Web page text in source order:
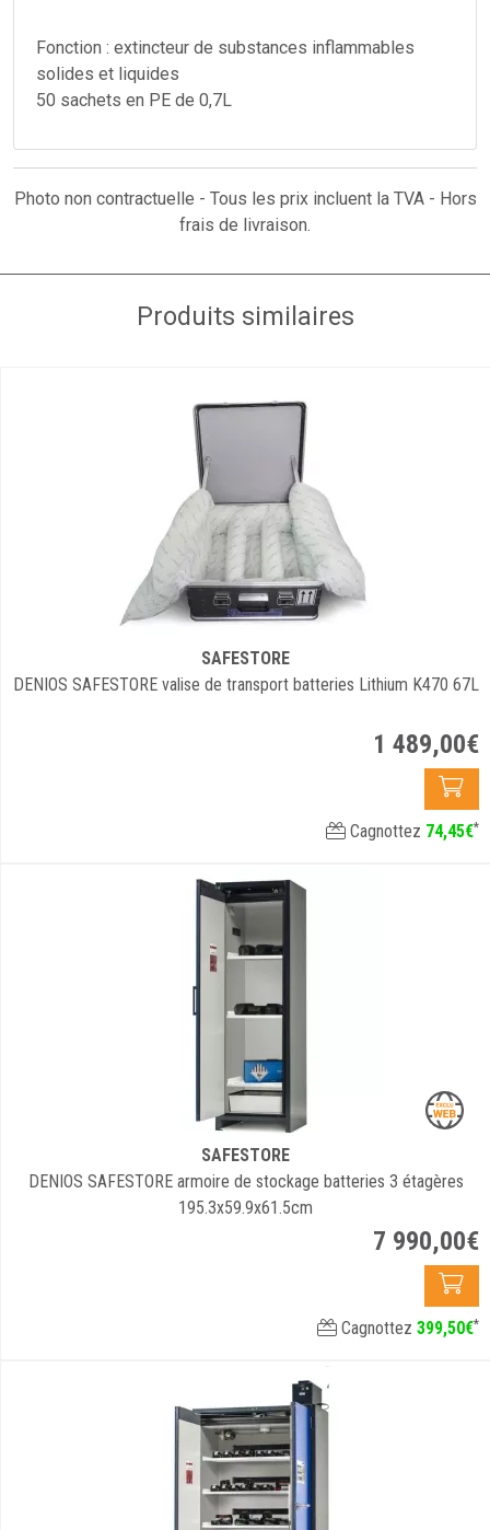
Fonction : extincteur de substances inflammables
solides et liquides
50 sachets en PE de 0,7L
Photo non contractuelle - Tous les prix incluent la TVA - Hors
frais de livraison.
Produits similaires
SAFESTORE
DENIOS SAFESTORE valise de transport batteries Lithium K470 67L
1 489,00€
Cagnottez 74,45€*
SAFESTORE
DENIOS SAFESTORE armoire de stockage batteries 3 étagères
195.3x59.9x61.5cm
7 990,00€
Cagnottez 399,50€*